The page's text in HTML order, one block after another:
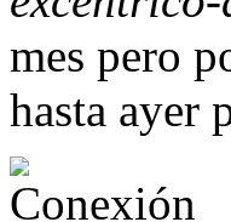
mes pero
hasta ayer